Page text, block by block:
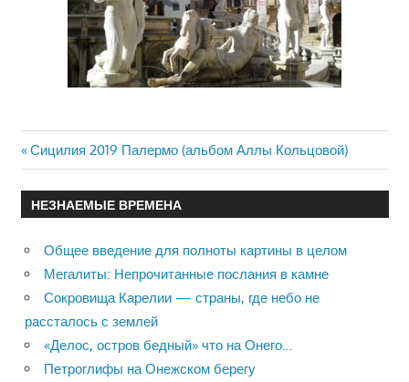
Навигация
по
записям
Previous
Post:
Сицилия 2019 Палермо (альбом Аллы Кольцовой)
НЕЗНАЕМЫЕ ВРЕМЕНА
Общее введение для полноты картины в целом
Мегалиты: Непрочитанные послания в камне
Сокровища Карелии — страны, где небо не
рассталось с землей
«Делос, остров бедный» что на Онего…
Петроглифы на Онежском берегу